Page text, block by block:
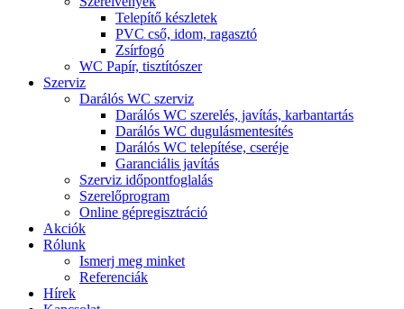
Telepítő készletek
PVC cső, idom, ragasztó
Zsírfogó
WC Papír, tisztítószer
Szerviz
Darálós WC szerviz
Darálós WC szerelés, javítás, karbantartás
Darálós WC dugulásmentesítés
Darálós WC telepítése, cseréje
Garanciális javítás
Szerviz időpontfoglalás
Szerelőprogram
Online gépregisztráció
Akciók
Rólunk
Ismerj meg minket
Referenciák
Hírek